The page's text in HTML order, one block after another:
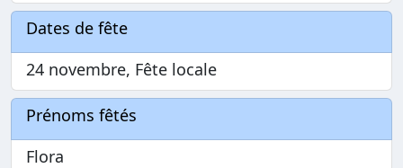
Dates de fête
24 novembre, Fête locale
Prénoms fêtés
Flora